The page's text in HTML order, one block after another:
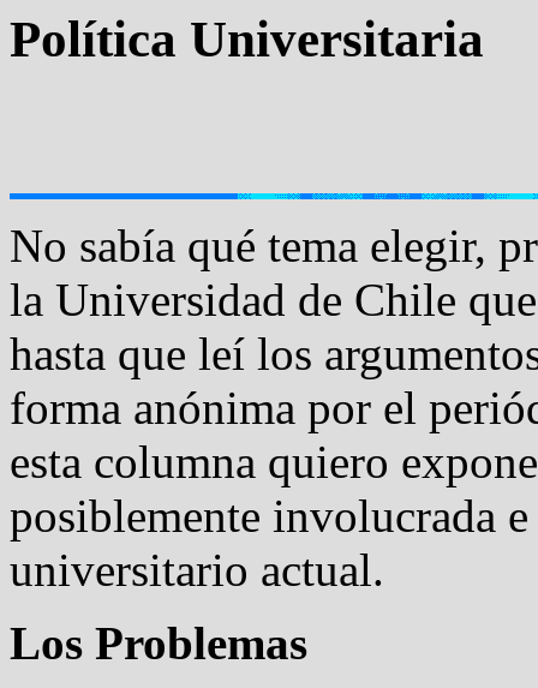
Política Universitaria
No sabía qué tema elegir,
la Universidad de Chile
hasta que leí los
forma anónima por el
esta columna quiero
posiblemente involucrada
universitario actual.
Los Problemas